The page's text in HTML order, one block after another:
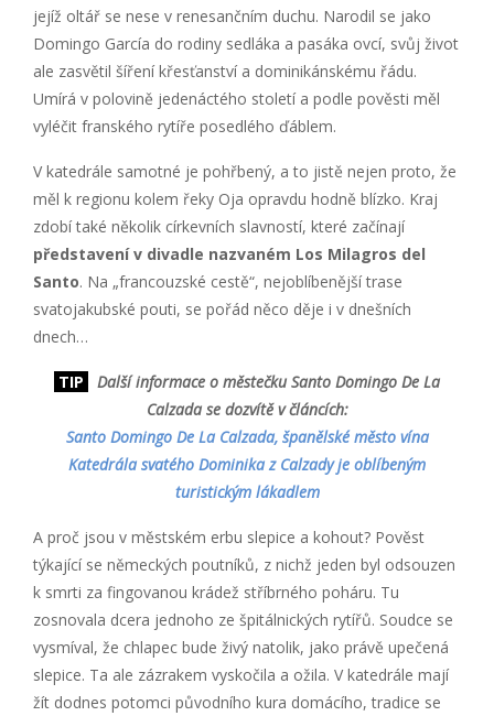
jejíž oltář se nese v renesančním duchu. Narodil se jako
Domingo García do rodiny sedláka a pasáka ovcí, svůj život
ale zasvětil šíření křesťanství a dominikánskému řádu.
Umírá v polovině jedenáctého století a podle pověsti měl
vyléčit franského rytíře posedlého ďáblem.
V katedrále samotné je pohřbený, a to jistě nejen proto, že
měl k regionu kolem řeky Oja opravdu hodně blízko. Kraj
zdobí také několik církevních slavností, které začínají
představení v divadle nazvaném Los Milagros del
Santo. Na „francouzské cestě“, nejoblíbenější trase
svatojakubské pouti, se pořád něco děje i v dnešních
dnech…
TIP
Další informace o městečku Santo Domingo De La
Calzada se dozvítě v článcích:
Santo Domingo De La Calzada, španělské město vína
Katedrála svatého Dominika z Calzady je oblíbeným
turistickým lákadlem
A proč jsou v městském erbu slepice a kohout? Pověst
týkající se německých poutníků, z nichž jeden byl odsouzen
k smrti za fingovanou krádež stříbrného poháru. Tu
zosnovala dcera jednoho ze špitálnických rytířů. Soudce se
vysmíval, že chlapec bude živý natolik, jako právě upečená
slepice. Ta ale zázrakem vyskočila a ožila. V katedrále mají
žít dodnes potomci původního kura domácího, tradice se